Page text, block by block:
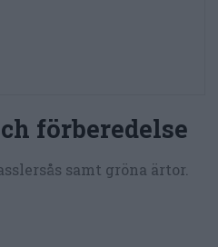
förberedelse
samt gröna ärtor.